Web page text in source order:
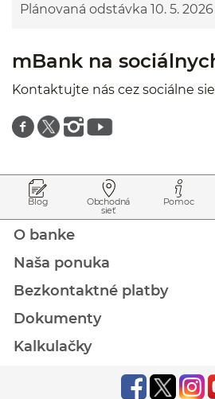
Plánovaná odstávka 10. 5. 2026
mBank na
Kontaktujte nás cez sociálne
Znajdź nas na facebooku
Znajdź nas na twitterze
Znajdź nas na instagramie
Znajdź nas na youtube
Prejsť na začiatok stránky
Preskočiť na začiatok obsahu
Blog Obchodná
sieť
Pomoc
O banke
Naša ponuka
Bezkontaktné platby
Dokumenty
Kalkulačky